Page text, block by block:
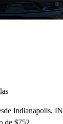
Indianapolis, IN